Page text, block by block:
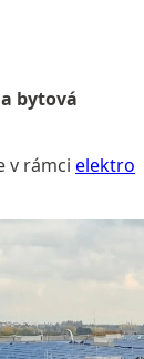
bytová
v rámci elektro